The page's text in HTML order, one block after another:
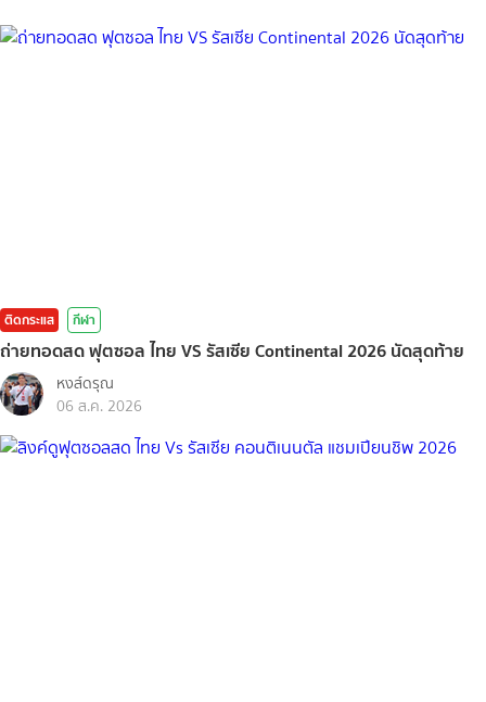
ติดกระแส กีฬา
ถ่ายทอดสด ฟุตซอล ไทย VS รัสเซีย Continental 2026 นัดสุดท้าย
หงส์ดรุณ
06 ส.ค. 2026